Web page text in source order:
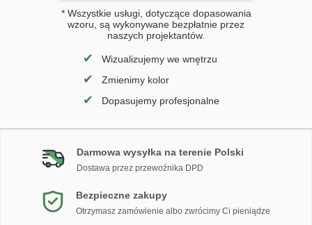
* Wszystkie usługi, dotyczące dopasowania
wzoru, są wykonywane bezpłatnie przez
naszych projektantów.
✔ Wizualizujemy we wnętrzu
✔ Zmienimy kolor
✔ Dopasujemy profesjonalne
Darmowa wysyłka na terenie Polski
Dostawa przez przewoźnika DPD
Bezpieczne zakupy
Otrzymasz zamówienie albo zwrócimy Ci pieniądze